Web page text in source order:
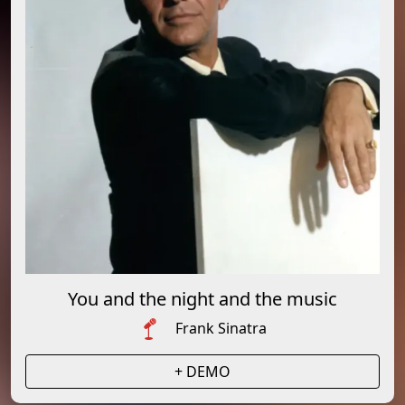
You and the night and the music
Frank Sinatra
+ DEMO